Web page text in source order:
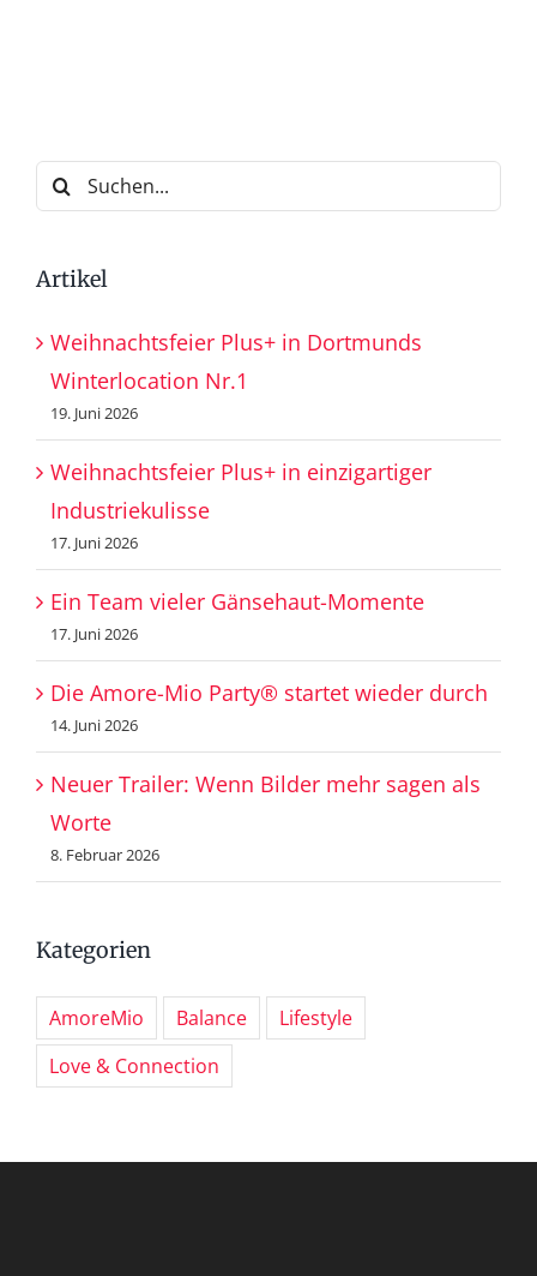
Suche
nach:
Artikel
Weihnachtsfeier Plus+ in Dortmunds
Winterlocation Nr.1
19. Juni 2026
Weihnachtsfeier Plus+ in einzigartiger
Industriekulisse
17. Juni 2026
Ein Team vieler Gänsehaut-Momente
17. Juni 2026
Die Amore-Mio Party® startet wieder durch
14. Juni 2026
Neuer Trailer: Wenn Bilder mehr sagen als
Worte
8. Februar 2026
Kategorien
AmoreMio Balance
Lifestyle
Love & Connection